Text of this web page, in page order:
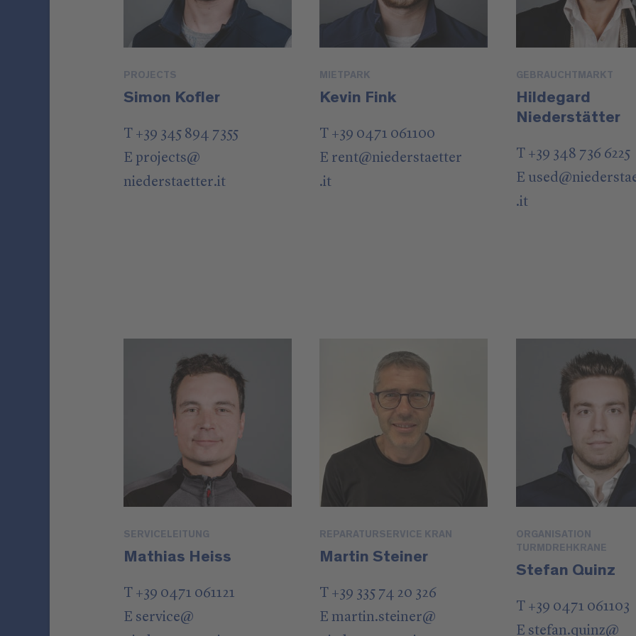
PROJECTS
Simon Kofler
T +39 345 894 7355
E projects@
niederstaetter.it
MIETPARK
Kevin Fink
T +39 0471 061100
E rent@niederstaetter
.it
GEBRAUCHTMARKT
Hildegard
Niederstätter
T +39 348 736 6225
E used@
.it
SERVICELEITUNG
Mathias Heiss
T +39 0471 061121
E service@
REPARATURSERVICE KRAN
Martin Steiner
T +39 335 74 20 326
E martin.steiner@
ORGANISATION
TURMDREHKRANE
Stefan Quinz
T +39 0471 061103
E stefan.quinz@